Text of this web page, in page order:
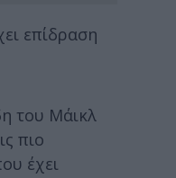
επίδραση
του Μάικλ
πιο
έχει